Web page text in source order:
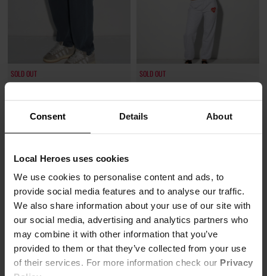
Consent Details About
Local Heroes uses cookies
We use cookies to personalise content and ads, to
provide social media features and to analyse our traffic.
We also share information about your use of our site with
our social media, advertising and analytics partners who
may combine it with other information that you’ve
provided to them or that they’ve collected from your use
of their services. For more information check our Privacy
SOLD OUT
161,40 zł
269,00 zł -40%
SOLD OUT
SOLD OUT
219,00 zł